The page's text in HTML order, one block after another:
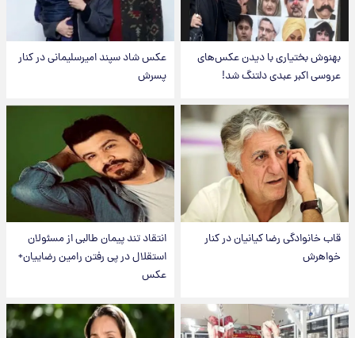
بهنوش بختیاری با دیدن عکس‌های
عروسی اکبر عبدی دلتنگ شد!
عکس شاد سپند امیرسلیمانی در کنار
پسرش
قاب خانوادگی رضا کیانیان در کنار
خواهرش
انتقاد تند پیمان طالبی از مسئولان
استقلال در پی رفتن رامین رضاییان+
عکس